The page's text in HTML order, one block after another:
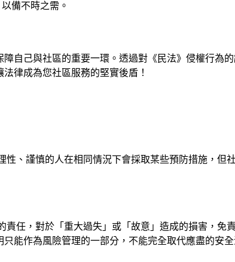
備不時之需。
自己與社區的重要一環。透過對《民法》侵權行為
律成為您社區服務的堅實後盾！
性、謹慎的人在相同情況下會採取某些預防措施，
任，對於「重大過失」或「故意」造成的損害，免
能作為風險管理的一部分，不能完全取代應盡的安全